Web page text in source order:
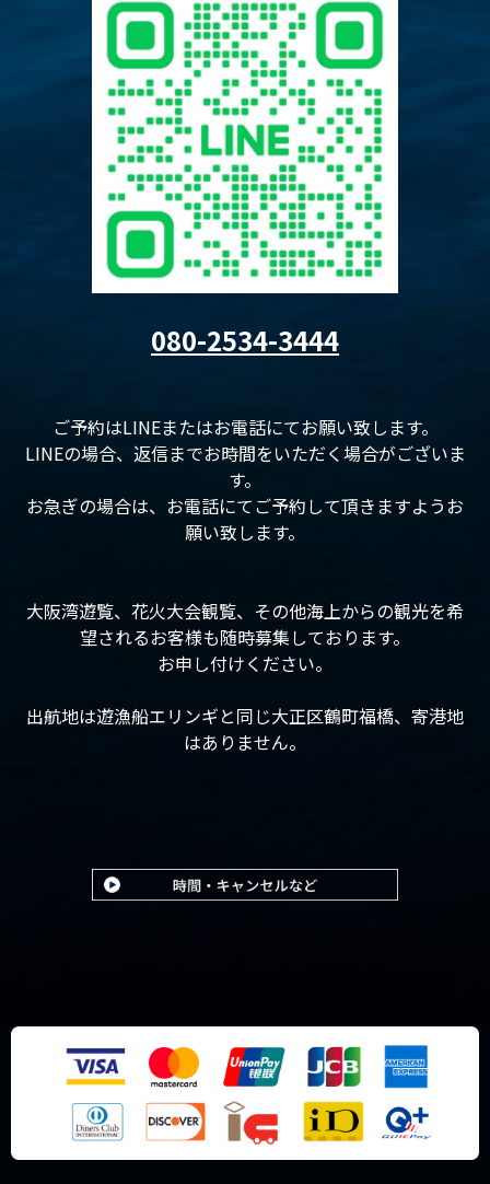
080-2534-3444
ご予約はLINEまたはお電話にてお願い致します。
LINEの場合、返信までお時間をいただく場合がございま
す。
お急ぎの場合は、お電話にてご予約して頂きますようお
願い致します。
大阪湾遊覧、花火大会観覧、その他海上からの観光を希
望されるお客様も随時募集しております。
お申し付けください。
出航地は遊漁船エリンギと同じ大正区鶴町福橋、寄港地
はありません。